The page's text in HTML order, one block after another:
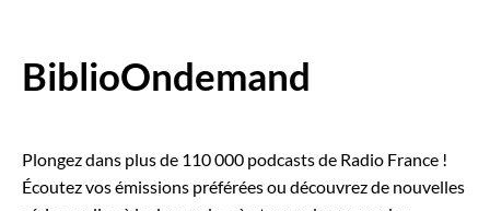
BiblioOndemand
Plongez dans plus de 110 000 podcasts de Radio France !
Écoutez vos émissions préférées ou découvrez de nouvelles